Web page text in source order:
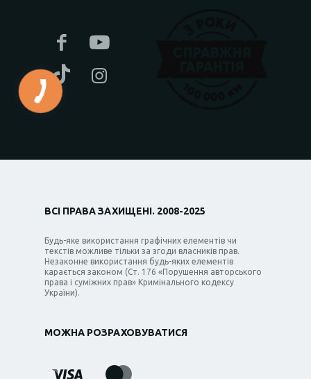
ВСІ ПРАВА ЗАХИЩЕНІ. 2008-2025
Будь-яке використання графічних елементів чи
текстів можливе тільки за згоди власників прав.
Незаконне використання будь-яких елементів
карається законом (Ст. 176 «Порушення авторського
права і суміжних прав» Кримінального кодексу
України).
МОЖНА РОЗРАХОВУВАТИСЯ